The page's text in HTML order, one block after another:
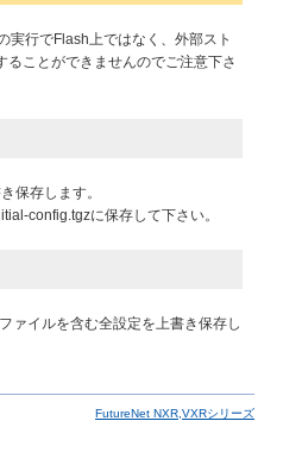
実行でFlash上ではなく、外部スト
ことができませんのでご注意下さ
保存します。
config.tgzに保存して下さい。
ァイルを含む全設定を上書き保存し
FutureNet NXR,VXRシリーズ